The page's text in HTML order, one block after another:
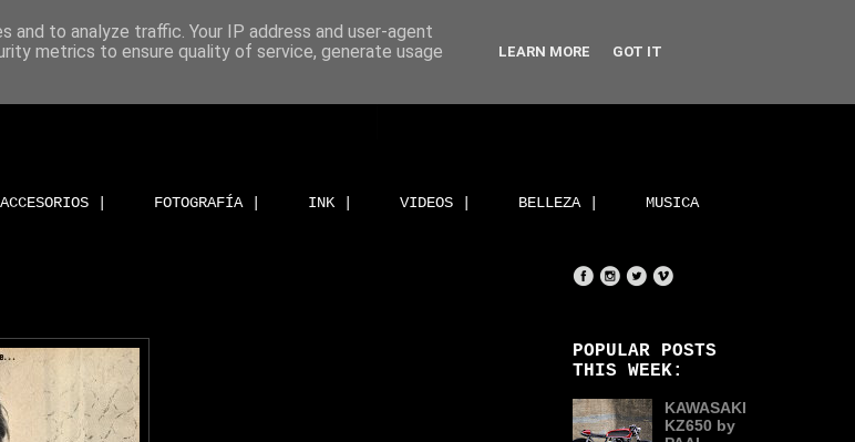
| FOTOGRAFÍA | INK | VIDEOS | BELLEZA | MUSICA
POPULAR POSTS
THIS WEEK:
KAWASAKI
KZ650 by
to analyze traffic. Your IP address and user-agent
metrics to ensure quality of service, generate usage
LEARN MORE GOT IT